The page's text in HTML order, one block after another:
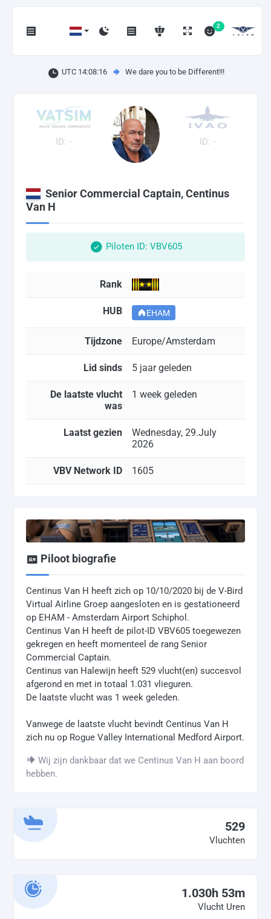
2
UTC 14:08:16 We dare you to be Different!!!
ID: - ID: -
Senior Commercial Captain, Centinus
Van H
Piloten ID: VBV605
Rank
HUB EHAM
Tijdzone Europe/Amsterdam
Lid sinds 5 jaar geleden
De laatste vlucht
was
1 week geleden
Laatst gezien
Wednesday, 29.July
2026
VBV Network ID 1605
Piloot biografie
Centinus Van H heeft zich op 10/10/2020 bij de V-Bird
Virtual Airline Groep aangesloten en is gestationeerd
op EHAM - Amsterdam Airport Schiphol.
Centinus Van H heeft de pilot-ID VBV605 toegewezen
gekregen en heeft momenteel de rang Senior
Commercial Captain.
Centinus van Halewijn heeft 529 vlucht(en) succesvol
afgerond en met in totaal 1.031 vlieguren.
De laatste vlucht was 1 week geleden.
Vanwege de laatste vlucht bevindt Centinus Van H
zich nu op Rogue Valley International Medford Airport.
Wij zijn dankbaar dat we Centinus Van H aan boord
hebben.
529
Vluchten
1.030h 53m
Vlucht Uren